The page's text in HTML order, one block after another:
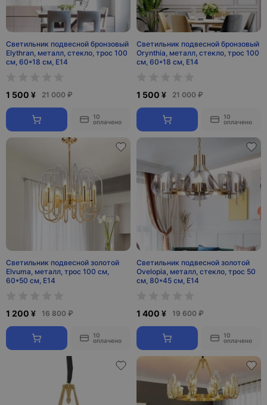
Светильник подвесной бронзовый
Elythran, металл, стекло, трос 100
см, 60*18 см, E14
1 500 ¥ 21 000 ₽
10
оплачено
Светильник подвесной бронзовый
Orynthia, металл, стекло, трос 100
см, 60*18 см, Е14
1 500 ¥ 21 000 ₽
10
оплачено
Светильник подвесной золотой
Elvuma, металл, трос 100 см,
60*50 см, E14
1 200 ¥ 16 800 ₽
10
оплачено
Светильник подвесной золотой
Ovelopia, металл, стекло, трос 50
см, 80*45 см, Е14
1 400 ¥ 19 600 ₽
10
оплачено